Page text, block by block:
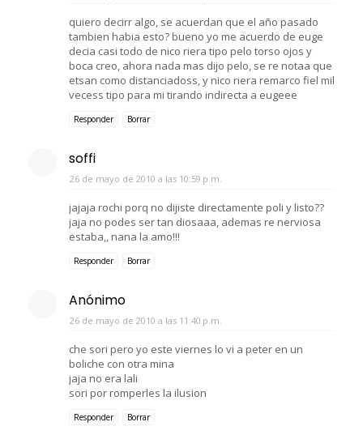
quiero decirr algo, se acuerdan que el año pasado
tambien habia esto? bueno yo me acuerdo de euge
decia casi todo de nico riera tipo pelo torso ojos y
boca creo, ahora nada mas dijo pelo, se re notaa que
etsan como distanciadoss, y nico riera remarco fiel mil
vecess tipo para mi tirando indirecta a eugeee
Responder Borrar
soffi
26 de mayo de 2010 a las 10:59 p.m.
jajaja rochi porq no dijiste directamente poli y listo??
jaja no podes ser tan diosaaa, ademas re nerviosa
estaba,, nana la amo!!!
Responder Borrar
Anónimo
26 de mayo de 2010 a las 11:40 p.m.
che sori pero yo este viernes lo vi a peter en un
boliche con otra mina
jaja no era lali
sori por romperles la ilusion
Responder Borrar